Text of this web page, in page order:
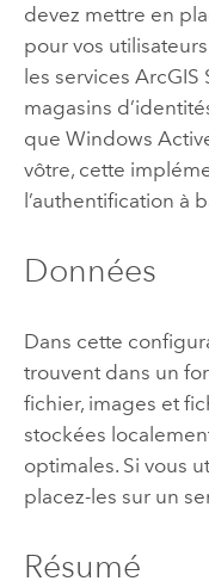
devez mettre en
pour vos
les services ArcGIS
magasins
que Windows
vôtre, cette
l’authentification à
Données
Dans cette
trouvent dans un
fichier, images et
stockées
optimales. Si vous
placez-les sur un
Résumé